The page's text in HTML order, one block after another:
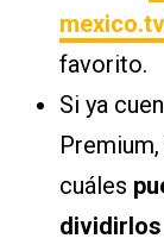
favorito.
Si ya
cuáles
dividirlos